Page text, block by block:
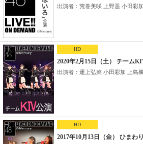
出演者：荒巻美咲 上野遥 小田彩加
HD
2020年2月15日（土） チーム
出演者：運上弘菜 小田彩加 上島楓
HD
2017年10月13日（金） ひま